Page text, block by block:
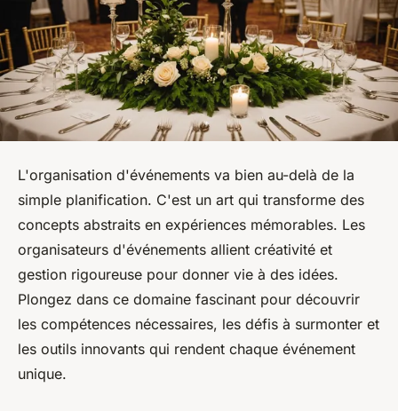
L'organisation d'événements va bien au-delà de la
simple planification. C'est un art qui transforme des
concepts abstraits en expériences mémorables. Les
organisateurs d'événements allient créativité et
gestion rigoureuse pour donner vie à des idées.
Plongez dans ce domaine fascinant pour découvrir
les compétences nécessaires, les défis à surmonter et
les outils innovants qui rendent chaque événement
unique.